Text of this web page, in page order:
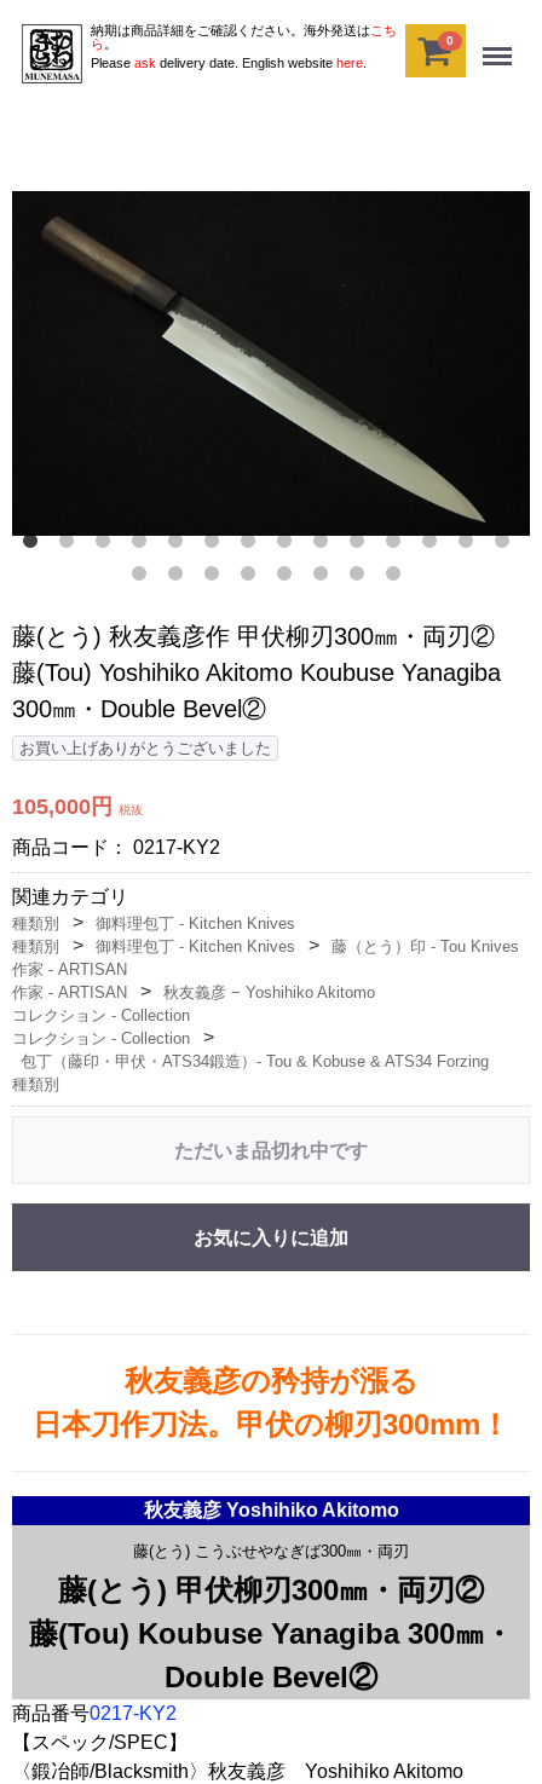
納期は商品詳細をご確認ください。海外発送は こち
ら 。
Please ask delivery date. English website here
0 Menu
藤(とう) 秋友義彦作 甲伏柳刃300㎜・両刃②
藤(Tou) Yoshihiko Akitomo Koubuse Yanagiba
300㎜・Double Bevel②
お買い上げありがとうございました
105,000円 税抜
商品コード： 0217-KY2
関連カテゴリ
種類別
御料理包丁 - Kitchen Knives
種類別
御料理包丁 - Kitchen Knives
藤（とう）印 - Tou Knives
作家 - ARTISAN
作家 - ARTISAN
秋友義彦 − Yoshihiko Akitomo
コレクション - Collection
コレクション - Collection
包丁（藤印・甲伏・ATS34鍛造）‐ Tou & Kobuse & ATS34 Forzing
種類別
ただいま品切れ中です
お気に入りに追加
秋友義彦の矜持が漲る
日本刀作刀法。甲伏の柳刃300mm！
秋友義彦 Yoshihiko Akitomo
藤(とう) こうぶせやなぎば300㎜・両刃
藤(とう) 甲伏柳刃300㎜・両刃②
藤(Tou) Koubuse Yanagiba 300㎜・
Double Bevel②
商品番号0217-KY2
【スペック/SPEC】
〈鍛冶師/Blacksmith〉秋友義彦 Yoshihiko Akitomo